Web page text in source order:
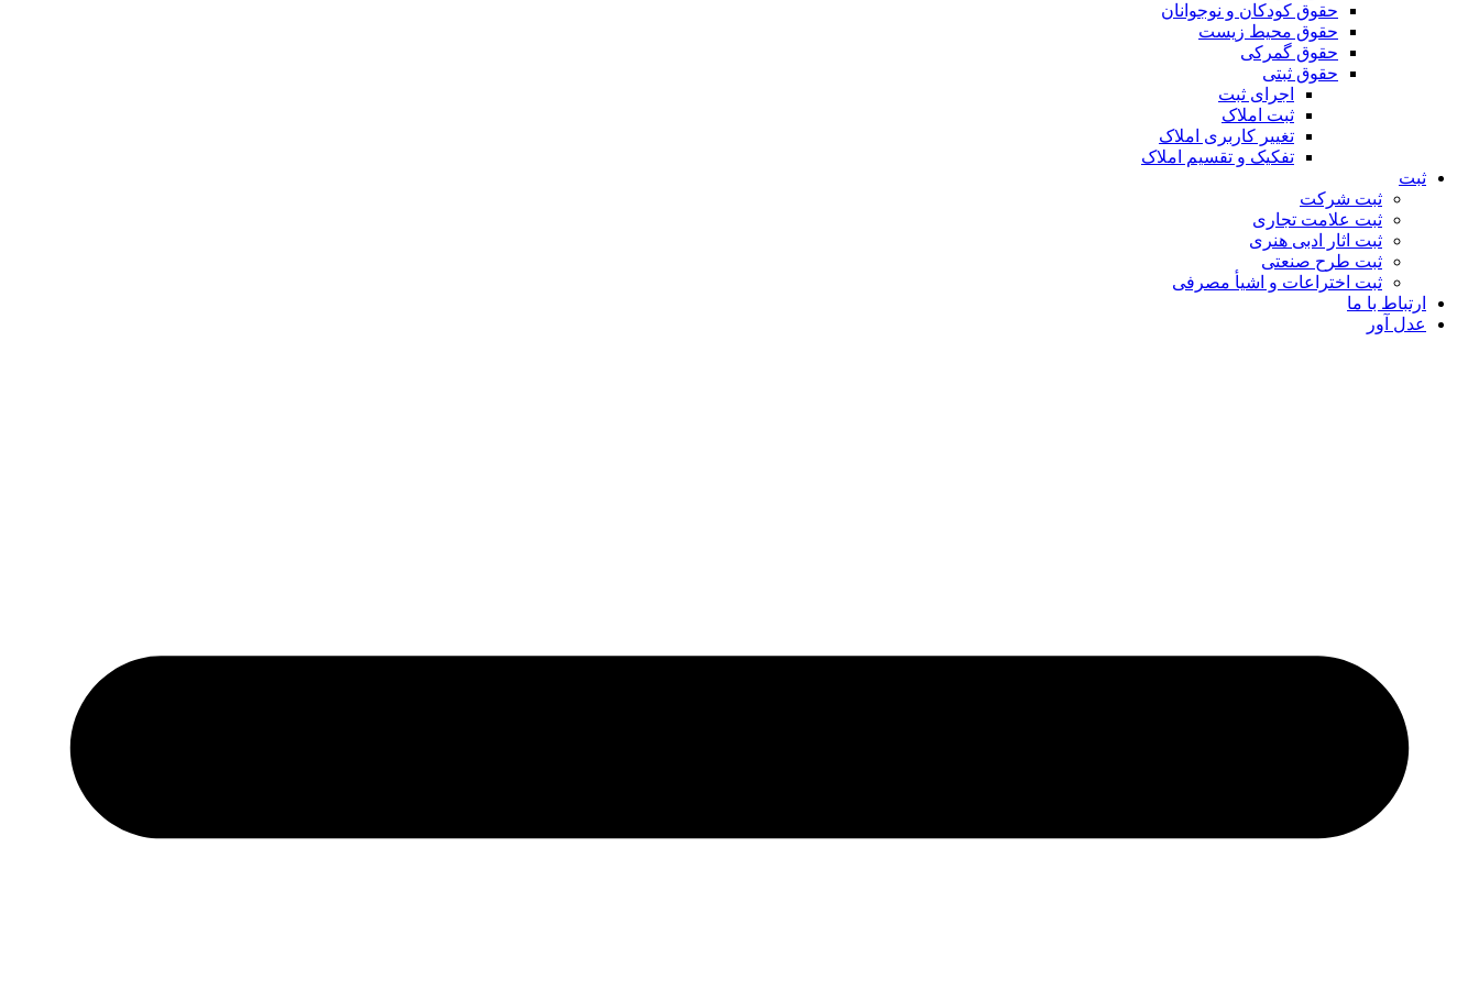
حقوق کودکان و نوجوانان
حقوق محیط زیست
حقوق گمرکی
حقوق ثبتی
اجرای ثبت
ثبت املاک
تغییر کاربری املاک
تفکیک و تقسیم املاک
ثبت
ثبت شرکت
ثبت علامت تجاری
ثبت اثار ادبی هنری
ثبت طرح صنعتی
ثبت اختراعات و اشیا‌ٔ مصرفی
ارتباط با ما
عدل آور